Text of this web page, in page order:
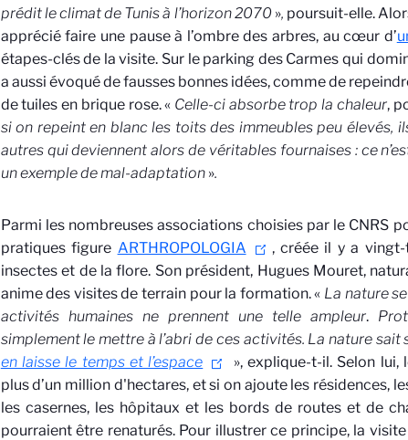
prédit le climat de Tunis à l’horizon 2070», poursuit-elle.
apprécié faire une pause à l’ombre des arbres, au cœur d’
étapes-clés de la visite. Sur le parking des Carmes qui
a aussi évoqué de fausses bonnes idées, comme de
de tuiles en brique rose. « Celle-ci absorbe trop la chaleur,
si on repeint en blanc les toits des immeubles peu élevés,
autres qui deviennent alors de véritables fournaises : ce
un exemple de mal-adaptation».
Parmi les nombreuses associations choisies par le CNRS
pratiques figure ARTHROPOLOGIA
, créée il y a
insectes et de la flore. Son président, Hugues Mouret,
anime des visites de terrain pour la formation. « La nature
activités humaines ne prennent une telle ampleur.
simplement le mettre à l’abri de ces activités. La nature sait
en laisse le temps et l’espace
», explique-t-il. Selon
plus d’un million d'hectares, et si on ajoute les résidences,
les casernes, les hôpitaux et les bords de routes et de
pourraient être renaturés. Pour illustrer ce principe, la